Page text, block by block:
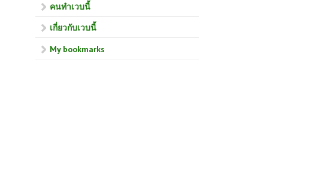
คนทำเวบนี้
เกี่ยวกับเวบนี้
My bookmarks